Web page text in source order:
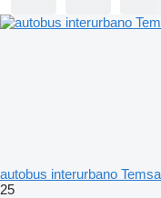
autobus interurbano
25